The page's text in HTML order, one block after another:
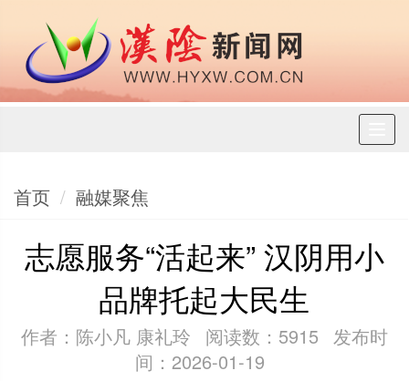
首页 融媒聚焦
志愿服务“活起来” 汉阴用小
品牌托起大民生
作者：陈小凡 康礼玲 阅读数：5915 发布时
间：2026-01-19